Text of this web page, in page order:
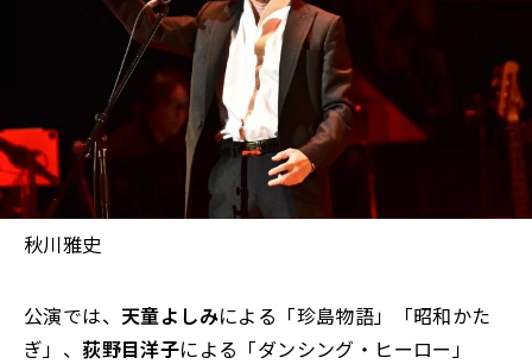
秋川雅史
公演では、 天童よしみによる「珍島物語」「昭和かた
ぎ」、荻野目洋子による「ダンシング・ヒーロー」